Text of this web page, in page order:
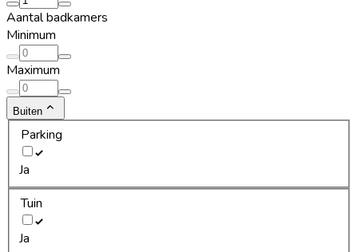
Aantal badkamers
Minimum
Maximum
Buiten
Parking
Ja
Tuin
Ja